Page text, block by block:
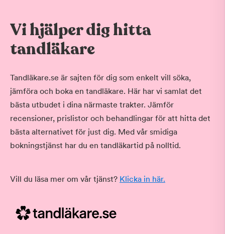
Vi hjälper dig hitta
tandläkare
Tandläkare.se är sajten för dig som enkelt vill söka,
jämföra och boka en tandläkare. Här har vi samlat det
bästa utbudet i dina närmaste trakter. Jämför
recensioner, prislistor och behandlingar för att hitta det
bästa alternativet för just dig. Med vår smidiga
bokningstjänst har du en tandläkartid på nolltid.
Vill du läsa mer om vår tjänst? Klicka in här.